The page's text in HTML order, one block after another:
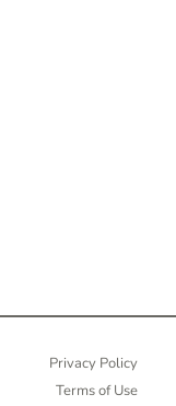
Privacy Policy
Terms of Use